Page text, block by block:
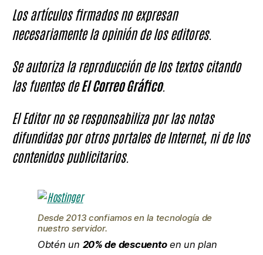
Los artículos firmados no expresan
necesariamente la opinión de los editores.
Se autoriza la reproducción de los textos citando
las fuentes deEl Correo Gráfico.
El Editor no se responsabiliza por las notas
difundidas por otros portales de Internet, ni de los
contenidos publicitarios.
Desde 2013 confiamos en la tecnología de
nuestro servidor.
Obtén un 20% de descuentoen un plan